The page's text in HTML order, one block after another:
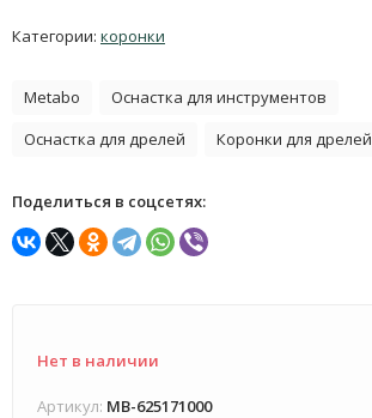
Категории: коронки
Metabo
Оснастка для инструментов
Оснастка для дрелей
Коронки для дрелей
Поделиться в соцсетях:
Нет в наличии
Артикул: MB-625171000